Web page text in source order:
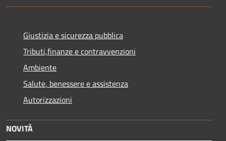
Giustizia e sicurezza pubblica
Tributi,finanze e contravvenzioni
Ambiente
Salute, benessere e assistenza
Autorizzazioni
NOVITÀ